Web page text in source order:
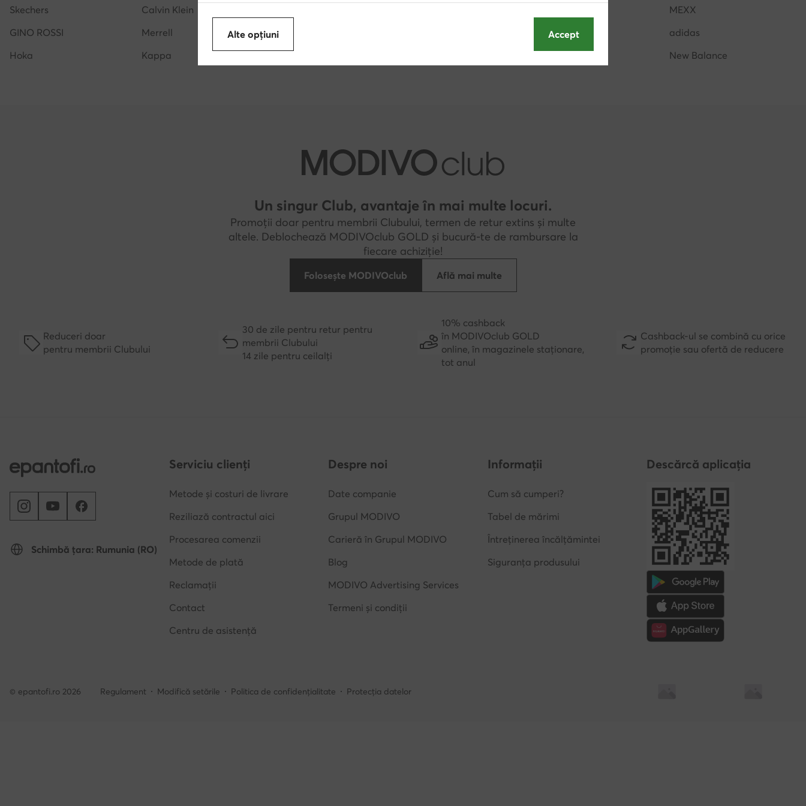
Skechers
Calvin Klein
MEXX
GINO ROSSI
Merrell Clarks Juicy Couture
adidas
Hoka
Kappa DC Shoes Lasocki New Balance
Un singur Club, avantaje în mai multe locuri.
Promoții doar pentru membrii Clubului, termen de retur extins și multe
altele. Deblochează MODIVOclub GOLD și bucură-te de rambursare la
fiecare achiziție!
Folosește MODIVOclub Află mai multe
Reduceri doar
pentru membrii Clubului
30 de zile pentru retur pentru
membrii Clubului
14 zile pentru ceilalți
10% cashback
în MODIVOclub GOLD
online, în magazinele staționare,
tot anul
Cashback-ul se combină cu orice
promoție sau ofertă de reducere
Schimbă țara: Rumunia (RO)
Serviciu clienți
Metode și costuri de livrare
Reziliază contractul aici
Procesarea comenzii
Metode de plată
Reclamații
Contact
Centru de asistență
Despre noi
Date companie
Grupul MODIVO
Carieră în Grupul MODIVO
Blog
MODIVO Advertising Services
Termeni și condiții
Informații
Cum să cumperi?
Tabel de mărimi
Întreținerea încălțămintei
Siguranța produsului
Descărcă aplicația
© epantofi.ro 2026 Regulament Modifică setările Politica de confidențialitate Protecția datelor
Alte opțiuni Accept